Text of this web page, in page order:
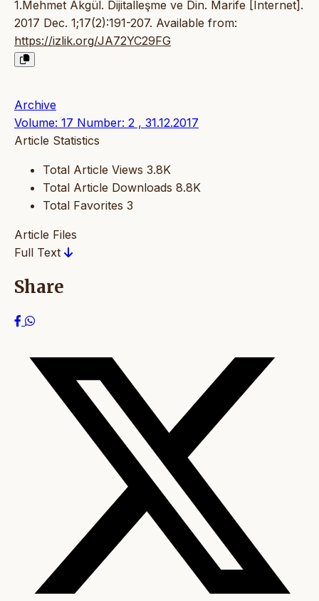
1.Mehmet Akgül. Dijitalleşme ve Din. Marife [Internet].
2017 Dec. 1;17(2):191-207. Available from:
https://izlik.org/JA72YC29FG
Archive
Volume: 17 Number: 2 , 31.12.2017
Article Statistics
Total Article Views 3.8K
Total Article Downloads 8.8K
Total Favorites 3
Article Files
Full Text
Share